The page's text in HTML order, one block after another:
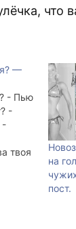
что
—
- Пью
-
-
твоя
на
пост.